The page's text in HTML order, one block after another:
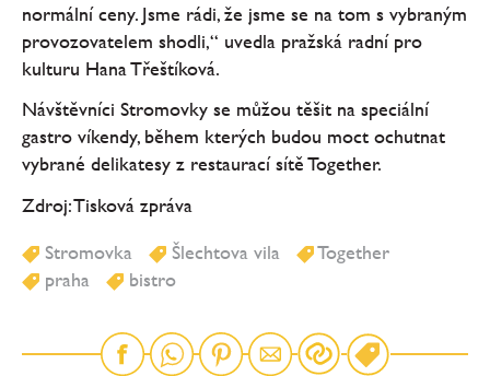
normální ceny. Jsme rádi, že jsme se na tom s vybraným
provozovatelem shodli,“ uvedla pražská radní pro
kulturu Hana Třeštíková.
Návštěvníci Stromovky se můžou těšit na speciální
gastro víkendy, během kterých budou moct ochutnat
vybrané delikatesy z restaurací sítě Together.
Zdroj: Tisková zpráva
Stromovka Šlechtova vila
Together
praha
bistro